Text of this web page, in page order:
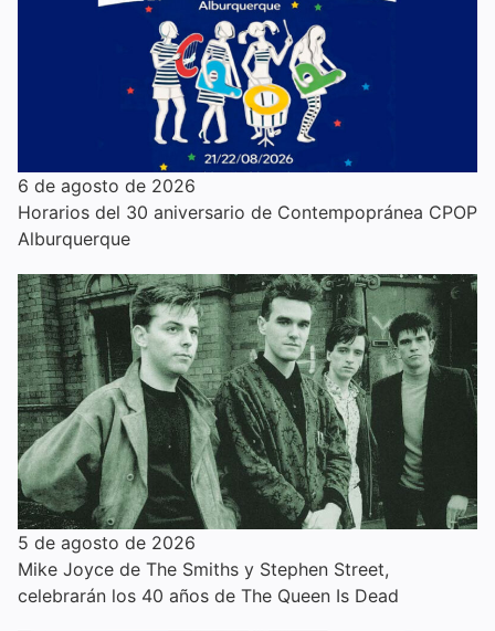
6 de agosto de 2026
Horarios del 30 aniversario de Contempopránea CPOP
Alburquerque
5 de agosto de 2026
Mike Joyce de The Smiths y Stephen Street,
celebrarán los 40 años de The Queen Is Dead